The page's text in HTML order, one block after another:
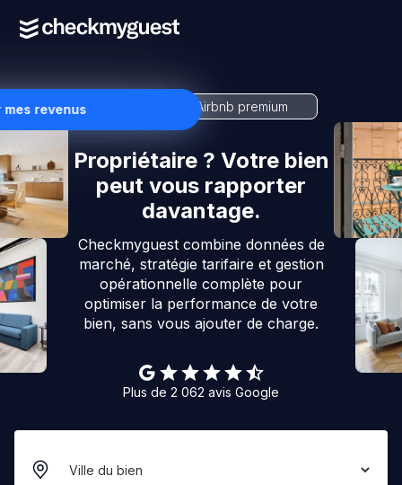
mes revenus Conciergerie Airbnb premium
Propriétaire ? Votre bien
peut vous rapporter
davantage.
Checkmyguest combine données de
marché, stratégie tarifaire et gestion
opérationnelle complète pour
optimiser la performance de votre
bien, sans vous ajouter de charge.
Plus de 2 062 avis Google